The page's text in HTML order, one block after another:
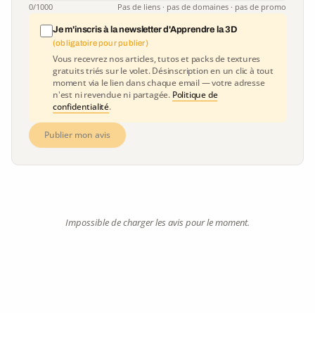
0/1000 Pas de liens · pas de domaines · pas de promo
Je m'inscris à la newsletter d'Apprendre la 3D
(obligatoire pour publier)
Vous recevrez nos articles, tutos et packs de textures
gratuits triés sur le volet. Désinscription en un clic à tout
moment via le lien dans chaque email — votre adresse
n'est ni revendue ni partagée. Politique de
confidentialité.
Publier mon avis
Impossible de charger les avis pour le moment.